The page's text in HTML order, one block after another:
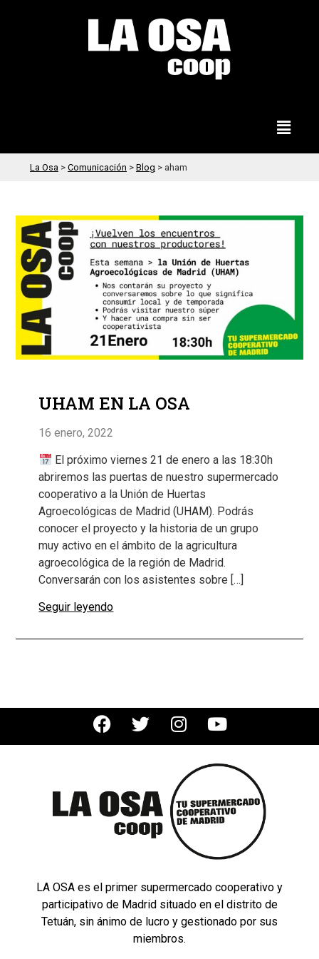
La Osa > Comunicación > Blog > aham
UHAM EN LA OSA
16 enero, 2022
El próximo viernes 21 de enero a las 18:30h
abriremos las puertas de nuestro supermercado
cooperativo a la Unión de Huertas
Agroecológicas de Madrid (UHAM). Podrás
conocer el proyecto y la historia de un grupo
muy activo en el ámbito de la agricultura
agroecológica de la región de Madrid.
Conversarán con los asistentes sobre […]
Seguir leyendo
LA OSA es el primer supermercado cooperativo y
participativo de Madrid situado en el distrito de
Tetuán, sin ánimo de lucro y gestionado por sus
miembros.